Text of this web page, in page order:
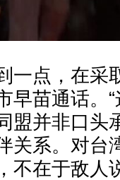
一点，在采
早苗通话。
盟并非口头
关系。对台
不在于敌人